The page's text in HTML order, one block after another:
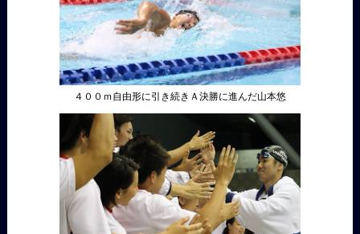
４００ｍ自由形に引き続きＡ決勝に進んだ山本悠